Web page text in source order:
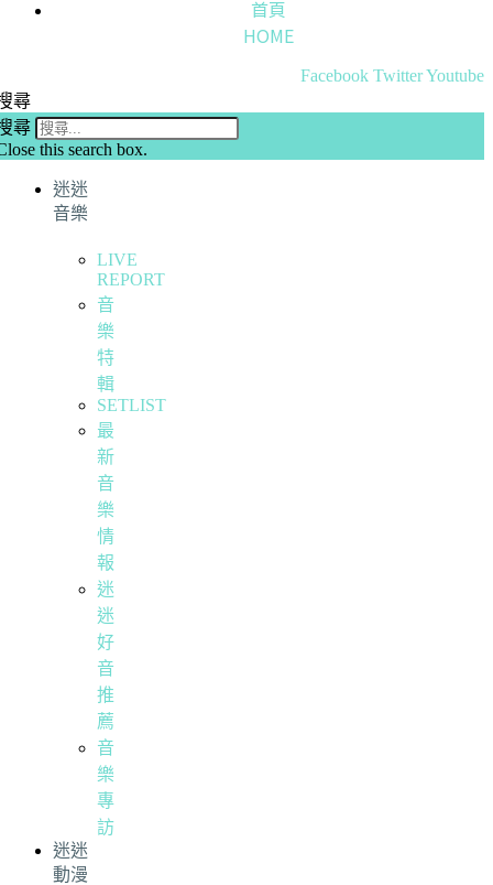
首頁
HOME
Facebook TwitterYoutube
尋
尋
this search box.
迷迷
音樂
LIVE
REPORT
音
樂
特
輯
SETLIST
最
新
音
樂
情
報
迷
迷
好
音
推
薦
音
樂
專
訪
迷迷
動漫